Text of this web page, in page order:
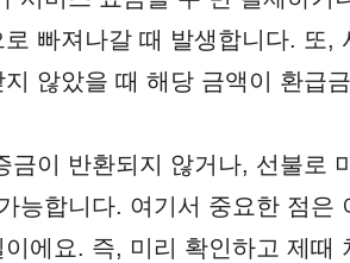
빠져나갈 때 발생합니다. 또,
않았을 때 해당 금액이 환급
금이 반환되지 않거나, 선불로
능합니다. 여기서 중요한 점은
에요. 즉, 미리 확인하고 제때